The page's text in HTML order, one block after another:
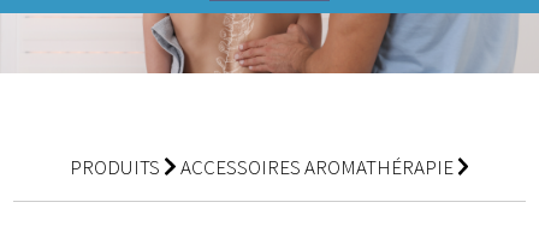
PRODUITS ACCESSOIRES AROMATHÉRAPIE